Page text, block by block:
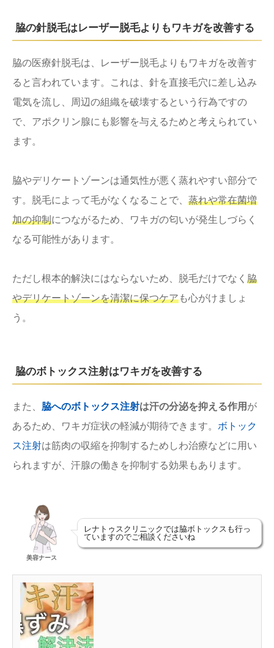
脇の針脱毛はレーザー脱毛よりもワキガを改善する
脇の医療針脱毛は、レーザー脱毛よりもワキガを改善す
ると言われています。これは、針を直接毛穴に差し込み
電気を流し、周辺の組織を破壊するという行為ですの
で、アポクリン腺にも影響を与えるためと考えられてい
ます。
脇やデリケートゾーンは通気性が悪く蒸れやすい部分で
す。脱毛によって毛がなくなることで、 蒸れや常在菌増
加の抑制につながるため、ワキガの匂いが発生しづらく
なる可能性があります。
ただし根本的解決にはならないため、脱毛だけでなく 脇
やデリケートゾーンを清潔に保つケアも心がけましょ
う。
脇のボトックス注射はワキガを改善する
また、 脇へのボトックス注射は汗の分泌を抑える作用 が
あるため、ワキガ症状の軽減が期待できます。 ボトック
ス注射は筋肉の収縮を抑制するためしわ治療などに用い
られますが、汗腺の働きを抑制する効果もあります。
美容ナース
レナトゥスクリニックでは脇ボトックスも行っ
ていますのでご相談くださいね